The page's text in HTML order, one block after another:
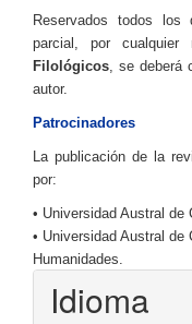
Reservados todos los
parcial, por
Filológicos , se
autor.
Patrocinadores
La publicación de la
por:
• Universidad Austral de
• Universidad Austral
Humanidades.
Idioma